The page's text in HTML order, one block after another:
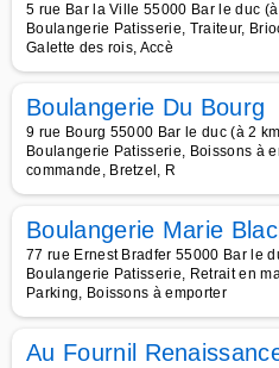
5 rue Bar la Ville 55000 Bar le duc
Boulangerie Patisserie, Traiteur,
Galette des rois, Accè
Boulangerie Du Bourg
9 rue Bourg 55000 Bar le duc (à 2
Boulangerie Patisserie, Boissons à
commande, Bretzel, R
Boulangerie Marie
77 rue Ernest Bradfer 55000 Bar le
Boulangerie Patisserie, Retrait en
Parking, Boissons à emporter
Au Fournil